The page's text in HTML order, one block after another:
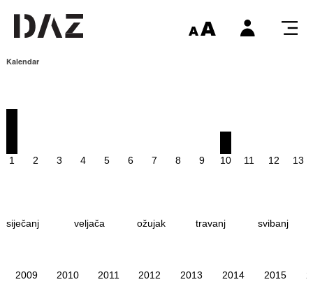
Kalendar
1 2 3 4 5 6 7 8 9 10 11 12 13
siječanj veljača ožujak travanj svibanj
2009 2010 2011 2012 2013 2014 2015